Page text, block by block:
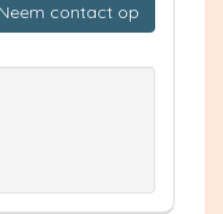
Neem contact op